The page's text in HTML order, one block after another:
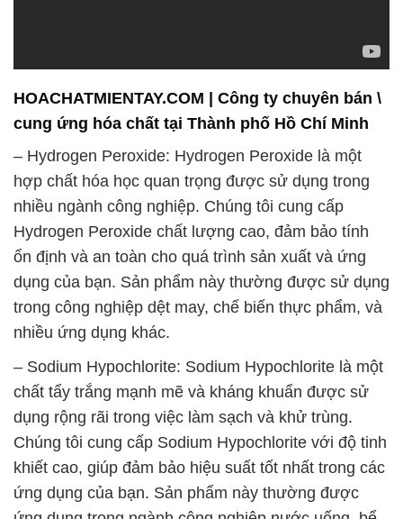
dụng của bạn. Sản phẩm này thường được sử dụng
trong công nghiệp dệt may, chế biến thực phẩm, và
nhiều ứng dụng khác.
– Sodium Hypochlorite: Sodium Hypochlorite là một
chất tẩy trắng mạnh mẽ và kháng khuẩn được sử
dụng rộng rãi trong việc làm sạch và khử trùng.
Chúng tôi cung cấp Sodium Hypochlorite với độ tinh
khiết cao, giúp đảm bảo hiệu suất tốt nhất trong các
ứng dụng của bạn. Sản phẩm này thường được
ứng dụng trong ngành công nghiệp nước uống, bể
bơi, và trong việc xử lý nước thải.
– Titanium Dioxide: Titanium Dioxide là một loại hóa
chất quan trọng trong ngành sản xuất sơn, mực in,
và sản phẩm mỹ phẩm. Chúng tôi cung cấp
Titanium Dioxide chất lượng cao với tính ổn định và
khả năng phân tán tốt, giúp tạo ra các sản phẩm
cuốn hút về màu sắc và chất lượng. Sản phẩm này
giúp nâng cao giá trị thương hiệu của bạn trong thị